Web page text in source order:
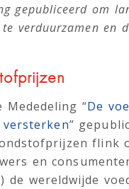
gepubliceerd om
verduurzamen en
Mededeling “De
”
flink
en
wereldwijde